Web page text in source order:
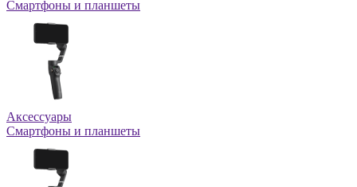
Смартфоны и планшеты
Аксессуары
Смартфоны и планшеты